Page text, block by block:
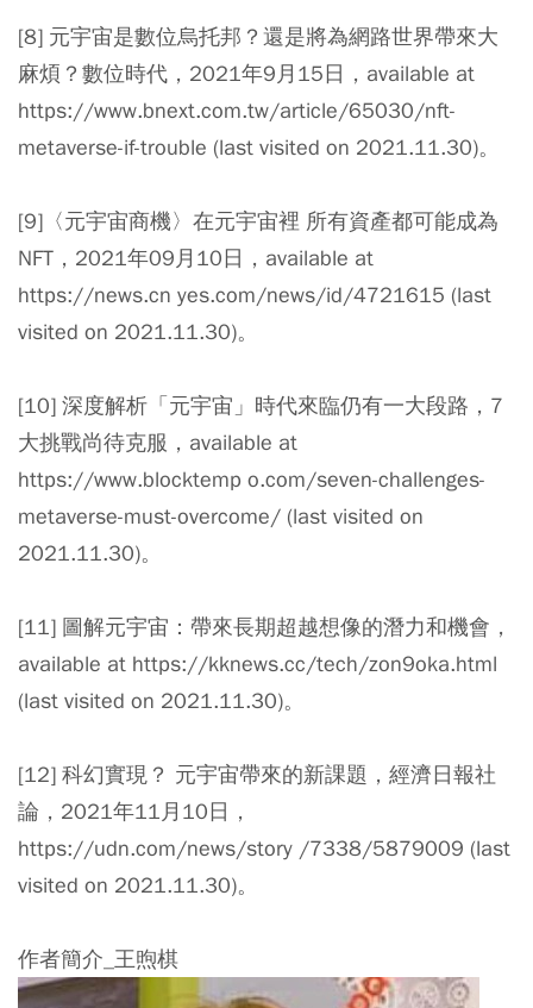
[8] 元宇宙是數位烏托邦？還是將為網路世界帶來大
麻煩？數位時代，2021年9月15日，available at
https://www.bnext.com.tw/article/65030/nft-
metaverse-if-trouble (last visited on 2021.11.30)。
[9]〈元宇宙商機〉在元宇宙裡 所有資產都可能成為
NFT，2021年09月10日，available at
https://news.cn yes.com/news/id/4721615 (last
visited on 2021.11.30)。
[10] 深度解析「元宇宙」時代來臨仍有一大段路，7
大挑戰尚待克服，available at
https://www.blocktemp o.com/seven-challenges-
metaverse-must-overcome/ (last visited on
2021.11.30)。
[11] 圖解元宇宙：帶來長期超越想像的潛力和機會，
available at https://kknews.cc/tech/zon9oka.html
(last visited on 2021.11.30)。
[12] 科幻實現？ 元宇宙帶來的新課題，經濟日報社
論，2021年11月10日，
https://udn.com/news/story /7338/5879009 (last
visited on 2021.11.30)。
作者簡介_王煦棋